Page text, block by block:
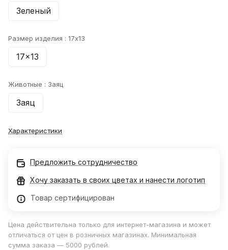
Зеленый
Размер изделия : 17x13
17x13
Животные : Заяц
Заяц
Характеристики
Предложить сотрудничество
Хочу заказать в своих цветах и нанести логотип
Товар сертифицирован
Цена действительна только для интернет-магазина и может
отличаться от цен в розничных магазинах. Минимальная
сумма заказа — 5000 рублей.